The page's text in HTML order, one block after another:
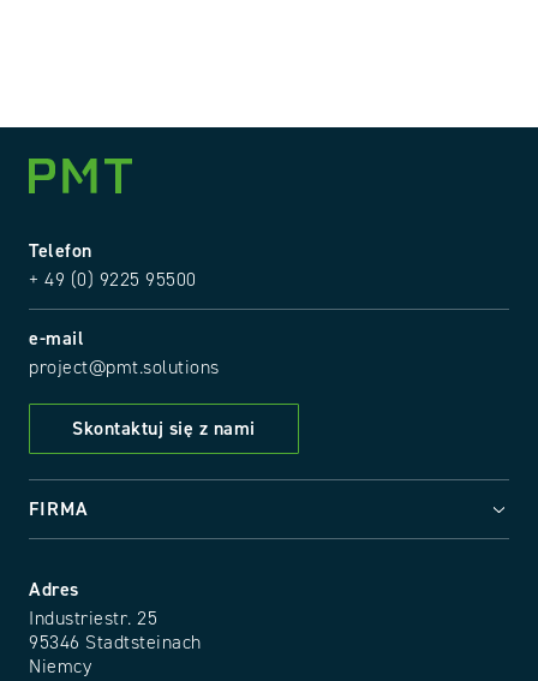
Adres
Industriestr. 25
95346 Stadtsteinach
Niemcy
Telefon
+ 49 (0) 9225 95500
e-mail
project@pmt.solutions
Skontaktuj się z nami
FIRMA